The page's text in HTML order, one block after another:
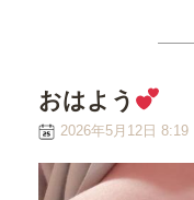
おはよう︎
2026年5月12日 8:19